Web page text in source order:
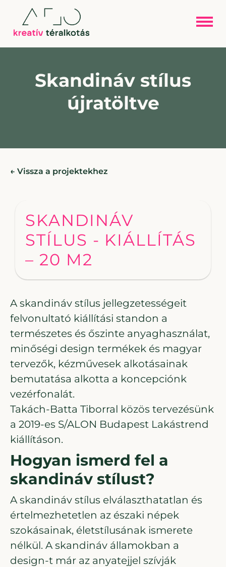
Skandináv stílus
újratöltve
← Vissza a projektekhez
SKANDINÁV
STÍLUS - KIÁLLÍTÁS
– 20 M2
A skandináv stílus jellegzetességeit
felvonultató kiállítási standon a
természetes és őszinte anyaghasználat,
minőségi design termékek és magyar
tervezők, kézművesek alkotásainak
bemutatása alkotta a koncepciónk
vezérfonalát.
Takách-Batta Tiborral közös tervezésünk
a 2019-es S/ALON Budapest Lakástrend
kiállításon.
Hogyan ismerd fel a
skandináv stílust?
A skandináv stílus elválaszthatatlan és
értelmezhetetlen az északi népek
szokásainak, életstílusának ismerete
nélkül. A skandináv államokban a
design-t már az anyatejjel szívják